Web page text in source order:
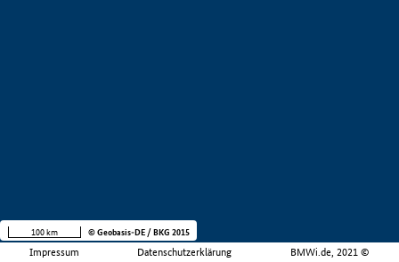
Impressum Datenschutzerklärung BMWi.de, 2021 ©
100 km © Geobasis-DE / BKG 2015